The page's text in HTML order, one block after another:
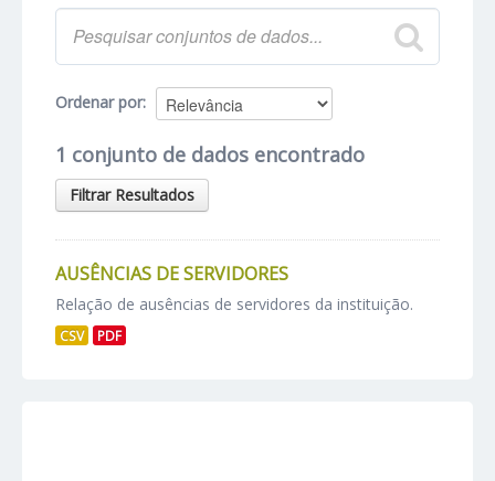
Ordenar por
1 conjunto de dados encontrado
Filtrar Resultados
AUSÊNCIAS DE SERVIDORES
Relação de ausências de servidores da instituição.
CSV PDF